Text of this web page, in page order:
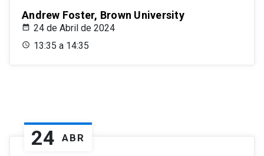
Andrew Foster, Brown University
24 de Abril de 2024
13:35 a 14:35
24 ABR